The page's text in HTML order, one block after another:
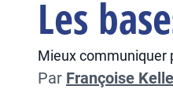
Les
Mieux communiquer
Par Françoise